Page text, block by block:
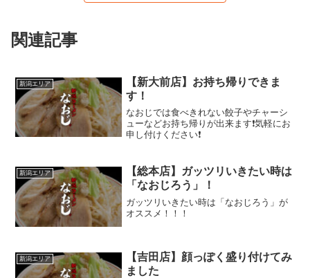
関連記事
新潟エリア
【新大前店】お持ち帰りできま
す！
なおじでは食べきれない餃子やチャーシ
ューなどお持ち帰りが出来ます❗気軽にお
申し付けください❗
新潟エリア
【総本店】ガッツリいきたい時は
「なおじろう」！
ガッツリいきたい時は「なおじろう」が
オススメ！！！
新潟エリア
【吉田店】顔っぽく盛り付けてみ
ました